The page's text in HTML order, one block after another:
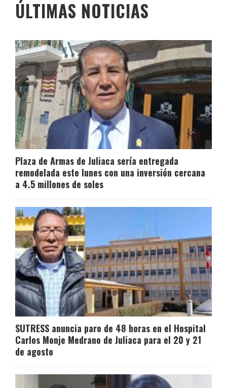
ÚLTIMAS NOTICIAS
Plaza de Armas de Juliaca sería entregada
remodelada este lunes con una inversión cercana
a 4.5 millones de soles
SUTRESS anuncia paro de 48 horas en el Hospital
Carlos Monje Medrano de Juliaca para el 20 y 21
de agosto